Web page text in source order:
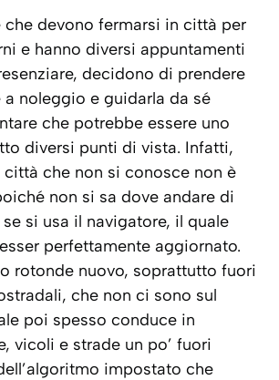
che devono fermarsi in città per
e hanno diversi appuntamenti
decidono di prendere
a noleggio e guidarla da sé
che potrebbe essere uno
diversi punti di vista. Infatti,
che non si conosce non è
non si sa dove andare di
si usa il navigatore, il quale
perfettamente aggiornato.
rotonde nuovo, soprattutto fuori
che non ci sono sul
poi spesso conduce in
vicoli e strade un po’ fuori
impostato che